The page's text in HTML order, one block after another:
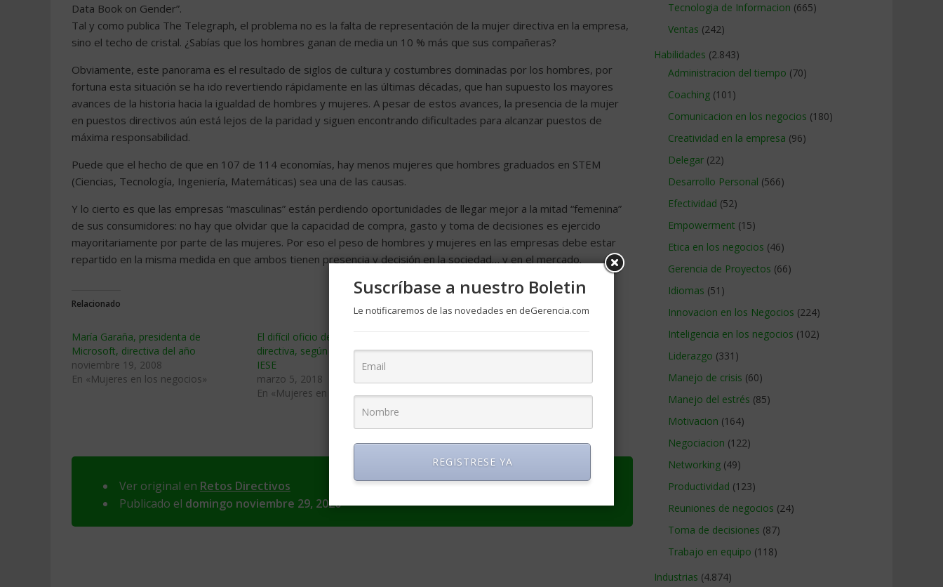
Data Book on Gender”.
Tal y como publica The Telegraph, el problema no es la falta de representación de la mujer directiva en la empresa,
sino el techo de cristal. ¿Sabías que los hombres ganan de media un 10 % más que sus compañeras?
Obviamente, este panorama es el resultado de siglos de cultura y costumbres dominadas por los hombres, por
fortuna esta situación se ha ido revertiendo rápidamente en las últimas décadas, que han supuesto los mayores
avances de la historia hacia la igualdad de hombres y mujeres. A pesar de estos avances, la presencia de la mujer
en puestos directivos aún está lejos de la paridad y siguen encontrando dificultades para alcanzar puestos de
máxima responsabilidad.
Puede que el hecho de que en 107 de 114 economías, hay menos mujeres que hombres graduados en STEM
(Ciencias, Tecnología, Ingeniería, Matemáticas) sea una de las causas.
Y lo cierto es que las empresas “masculinas” están perdiendo oportunidades de llegar mejor a la mitad “femenina”
de sus consumidores: no hay que olvidar que la capacidad de compra, gasto y toma de decisiones es ejercido
mayoritariamente por parte de las mujeres. Por eso el peso de hombres y mujeres en las empresas debe estar
repartido en la misma medida en que ambos tienen presencia y decisión en la sociedad… y en el mercado.
Relacionado
Marí­a Garaña, presidenta de
Microsoft, directiva del año
noviembre 19, 2008
En «Mujeres en los negocios»
El difícil oficio de ser mujer y
directiva, según la investigación del
IESE
marzo 5, 2018
En «Mujeres en los negocios»
todos los presidentes del Ibex
Entrada similar
Ver original en Retos Directivos
Publicado el domingo noviembre 29, 2020
Tecnologia de Informacion (665)
Ventas (242)
Habilidades (2.843)
Administracion del tiempo (70)
Coaching (101)
Comunicacion en los negocios (180)
Creatividad en la empresa (96)
Delegar (22)
Desarrollo Personal (566)
Efectividad (52)
Empowerment (15)
Etica en los negocios (46)
Gerencia de Proyectos (66)
Idiomas (51)
Innovacion en los Negocios (224)
Inteligencia en los negocios (102)
Liderazgo (331)
Manejo de crisis (60)
Manejo del estrés (85)
Motivacion (164)
Negociacion (122)
Networking (49)
Productividad (123)
Reuniones de negocios (24)
Toma de decisiones (87)
Trabajo en equipo (118)
Industrias (4.874)
Suscríbase a nuestro Boletin
Le notificaremos de las novedades en deGerencia.com
REGISTRESE YA